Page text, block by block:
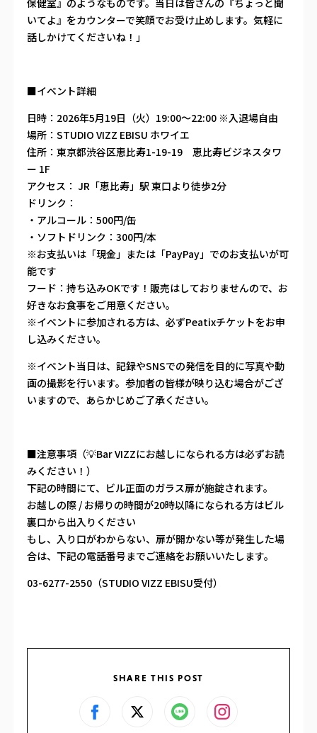
保健室』のようなものです。当日は皆さんの『ちょっと聞
いてよ』をカウンターで笑顔でお受け止めします。気軽に
話しかけてくださいね！」
■イベント詳細
日時：2026年5月19日（火）19:00〜22:00 ※入退場自由
場所：STUDIO VIZZ EBISU ホワイエ
住所：東京都渋谷区恵比寿1-19-19 恵比寿ビジネスタワ
ー 1F
アクセス： JR「恵比寿」駅 東口より徒歩2分
ドリンク：
・アルコール：500円/缶
・ソフトドリンク：300円/本
※お支払いは「現金」または「PayPay」でのお支払いが可
能です
フード：持ち込みOKです！販売はしておりませんので、お
好きなお食事をご用意ください。
※イベントに参加される方は、必ずPeatixチケットをお申
し込みください。
※イベント当日は、記録やSNSでの発信を目的に写真や動
画の撮影を行います。参加者の皆様が映り込む場合がござ
いますので、あらかじめご了承ください。
■注意事項（💡Bar VIZZにお越しになられる方は必ずお読
みください！）
下記の時間にて、ビル正面のガラス扉が施錠されます。
お越しの際 / お帰りの時間が20時以降になられる方はビル
裏口から出入りください
もし、入り口がわからない、扉が開かない等が発生した場
合は、下記の電話番号までご連絡をお願いいたします。
03-6277-2550（STUDIO VIZZ EBISU受付）
SHARE THIS POST